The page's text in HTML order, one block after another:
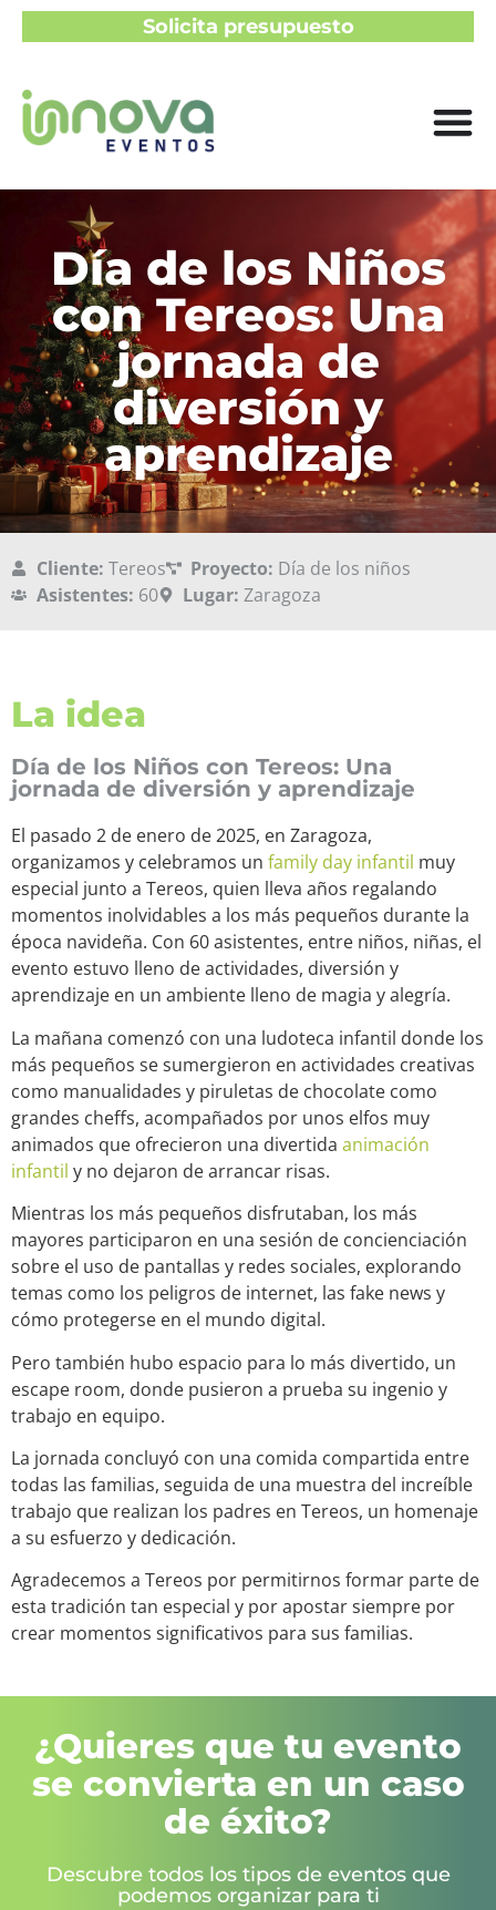
Solicita presupuesto
Día de los Niños
con Tereos: Una
jornada de
diversión y
aprendizaje
Cliente: Tereos Proyecto: Día de los niños
Asistentes: 60 Lugar: Zaragoza
La idea
Día de los Niños con Tereos: Una
jornada de diversión y aprendizaje
El pasado 2 de enero de 2025, en Zaragoza,
organizamos y celebramos un family day infantil muy
especial junto a Tereos, quien lleva años regalando
momentos inolvidables a los más pequeños durante la
época navideña. Con 60 asistentes, entre niños, niñas, el
evento estuvo lleno de actividades, diversión y
aprendizaje en un ambiente lleno de magia y alegría.
La mañana comenzó con una ludoteca infantil donde los
más pequeños se sumergieron en actividades creativas
como manualidades y piruletas de chocolate como
grandes cheffs, acompañados por unos elfos muy
animados que ofrecieron una divertida animación
infantil y no dejaron de arrancar risas.
Mientras los más pequeños disfrutaban, los más
mayores participaron en una sesión de concienciación
sobre el uso de pantallas y redes sociales, explorando
temas como los peligros de internet, las fake news y
cómo protegerse en el mundo digital.
Pero también hubo espacio para lo más divertido, un
escape room, donde pusieron a prueba su ingenio y
trabajo en equipo.
La jornada concluyó con una comida compartida entre
todas las familias, seguida de una muestra del increíble
trabajo que realizan los padres en Tereos, un homenaje
a su esfuerzo y dedicación.
Agradecemos a Tereos por permitirnos formar parte de
esta tradición tan especial y por apostar siempre por
crear momentos significativos para sus familias.
¿Quieres que tu evento
se convierta en un caso
de éxito?
Descubre todos los tipos de eventos que
podemos organizar para ti